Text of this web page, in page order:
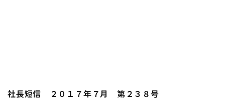
社長短信 ２０１７年７月 第２３８号